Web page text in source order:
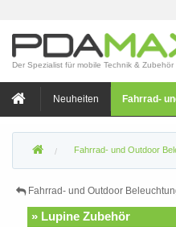
Der Spezialist für mobile Technik & Zubehör
Neuheiten Fahrrad-
Fahrrad- und Outdoor
Fahrrad- und Outdoor
» Lupine Zubehör